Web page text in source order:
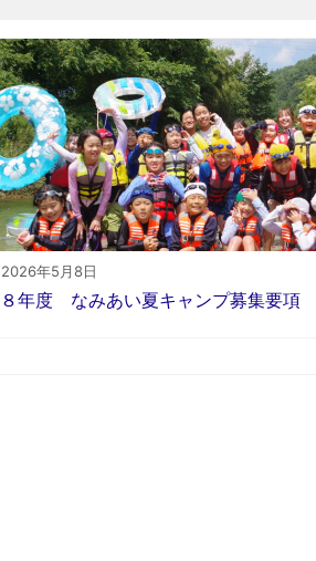
2026年5月8日
８年度 なみあい夏キャンプ募集要項